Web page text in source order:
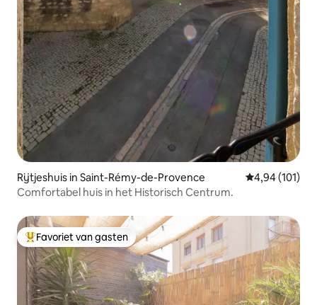
Rijtjeshuis in Saint-Rémy-de-Provence Gemiddelde
4,94 (101)
Comfortabel huis in het Historisch Centrum.
Topfavoriet van gasten
Favoriet van gasten